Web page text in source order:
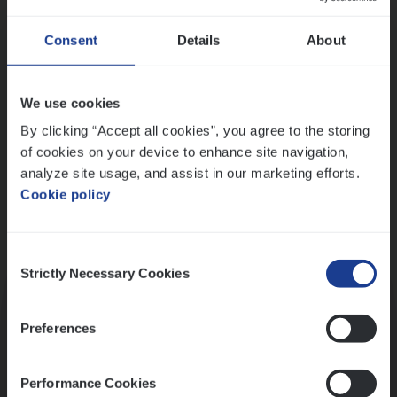
Consent Details About
We use cookies
By clicking “Accept all cookies”, you agree to the storing
of cookies on your device to enhance site navigation,
analyze site usage, and assist in our marketing efforts.
Cookie policy
Selection
Strictly Necessary Cookies
Preferences
Performance Cookies
Ons sollicitatieproces